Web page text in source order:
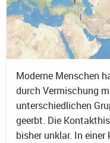
Moderne Menschen
durch Vermischung
unterschiedlichen
geerbt. Die
bisher unklar. In